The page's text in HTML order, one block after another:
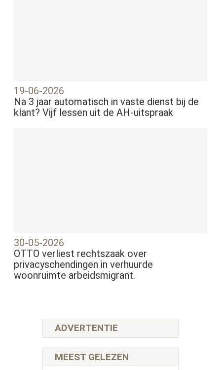
19-06-2026
Na 3 jaar automatisch in vaste dienst bij de
klant? Vijf lessen uit de AH-uitspraak
30-05-2026
OTTO verliest rechtszaak over
privacyschendingen in verhuurde
woonruimte arbeidsmigrant.
ADVERTENTIE
MEEST GELEZEN